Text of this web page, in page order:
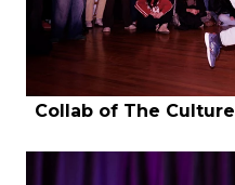
Collab of The Culture